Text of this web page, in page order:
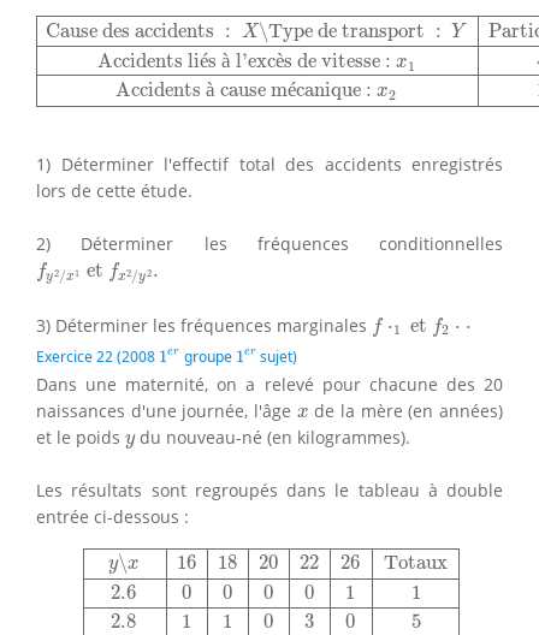
Cause des accidents : X∖Type de transport : Y
Accidents liés à l’excès de vitesse : x1
Accidents à cause mécanique : x2
Cause des accidents:X∖Type de transport:Y
1) Déterminer l'effectif total des accidents enregistrés
lors de cette étude.
2) Déterminer les fréquences conditionnelles
fy2/x 1 et fx2/y2 .
fy 1et
3) Déterminer les fréquences marginales f ⋅ 1 et f2 ⋅ ⋅
f⋅ et 2
Exercice 22 (2008 1er
1er groupe 1er
1ersujet)
Dans une maternité, on a relevé pour chacune des 20
naissances d'une journée, l'âge x
x de la mère (en années)
et le poids y
ydu nouveau-né (en kilogrammes).
Les résultats sont regroupés dans le tableau à double
entrée ci-dessous :
y∖x 16 18 20 22 26
Totaux
2.6
0 0 0 0 1
1
2.8
1 1 0 3 0
5
y∖x1618202226Totaux2.60000112.8110